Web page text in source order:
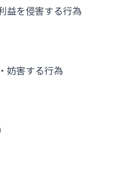
益を侵害する行為
妨害する行為